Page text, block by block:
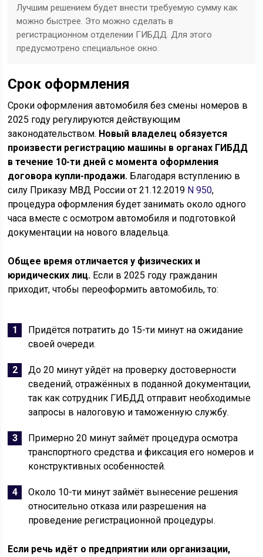
Лучшим решением будет внести требуемую сумму как
можно быстрее. Это можно сделать в
регистрационном отделении ГИБДД. Для этого
предусмотрено специальное окно.
Срок оформления
Сроки оформления автомобиля без смены номеров в
2025 году регулируются действующим
законодательством. Новый владелец обязуется
произвести регистрацию машины в органах ГИБДД
в течение 10-ти дней с момента оформления
договора купли-продажи. Благодаря вступлению в
силу Приказу МВД России от 21.12.2019 N 950,
процедура оформления будет занимать около одного
часа вместе с осмотром автомобиля и подготовкой
документации на нового владельца.
Общее время отличается у физических и
юридических лиц. Если в 2025 году гражданин
приходит, чтобы переоформить автомобиль, то:
Придётся потратить до 15-ти минут на ожидание
своей очереди.
До 20 минут уйдёт на проверку достоверности
сведений, отражённых в поданной документации,
так как сотрудник ГИБДД отправит необходимые
запросы в налоговую и таможенную службу.
Примерно 20 минут займёт процедура осмотра
транспортного средства и фиксация его номеров и
конструктивных особенностей.
Около 10-ти минут займёт вынесение решения
относительно отказа или разрешения на
проведение регистрационной процедуры.
Если речь идёт о предприятии или организации,